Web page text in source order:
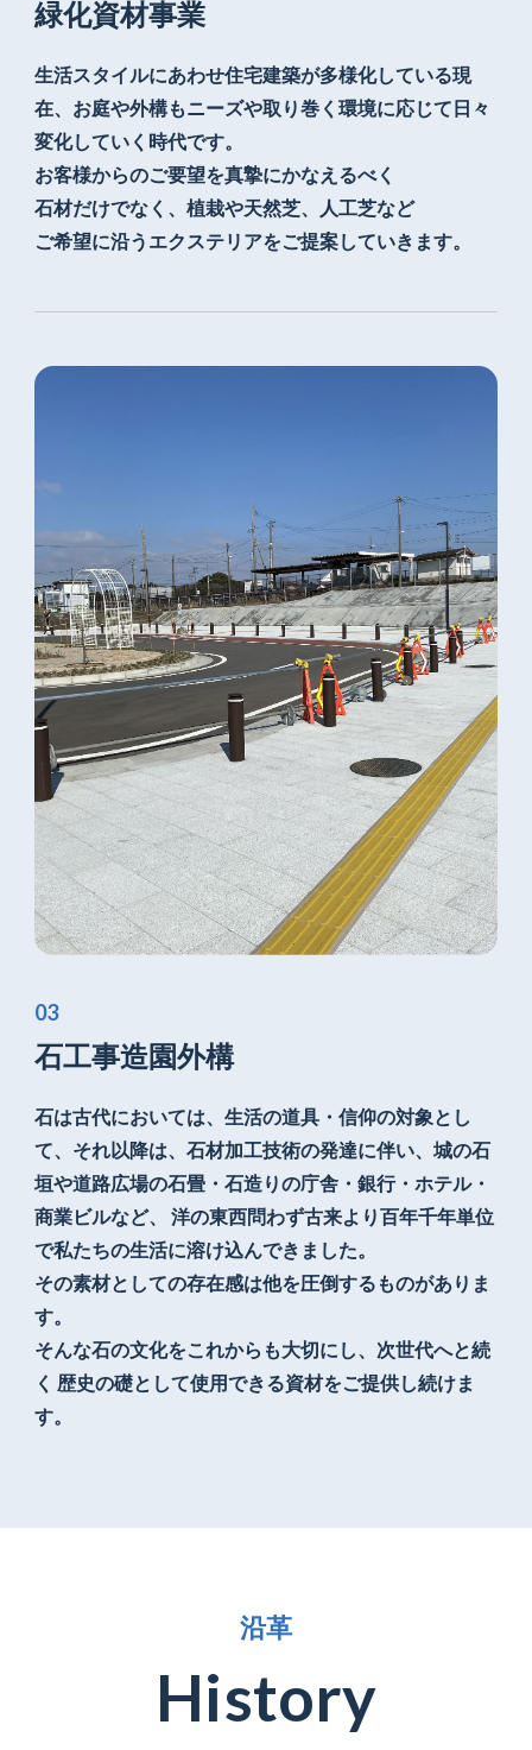
緑化資材事業
生活スタイルにあわせ住宅建築が多様化している現
在、お庭や外構もニーズや取り巻く環境に応じて日々
変化していく時代です。
お客様からのご要望を真摯にかなえるべく
石材だけでなく、植栽や天然芝、人工芝など
ご希望に沿うエクステリアをご提案していきます。
石工事造園外構
石は古代においては、生活の道具・信仰の対象とし
て、それ以降は、石材加工技術の発達に伴い、城の石
垣や道路広場の石畳・石造りの庁舎・銀行・ホテル・
商業ビルなど、 洋の東西問わず古来より百年千年単位
で私たちの生活に溶け込んできました。
その素材としての存在感は他を圧倒するものがありま
す。
そんな石の文化をこれからも大切にし、次世代へと続
く 歴史の礎として使用できる資材をご提供し続けま
す。
沿革
History